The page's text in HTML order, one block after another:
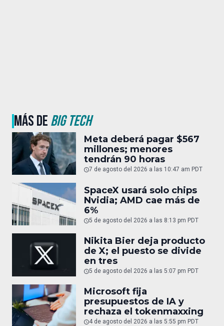
MÁS DEBIG TECH
Meta deberá pagar $567
millones; menores
tendrán 90 horas
7 de agosto del 2026 a las 10:47 am PDT
SpaceX usará solo chips
Nvidia; AMD cae más de
6%
5 de agosto del 2026 a las 8:13 pm PDT
Nikita Bier deja producto
de X; el puesto se divide
en tres
5 de agosto del 2026 a las 5:07 pm PDT
Microsoft fija
presupuestos de IA y
rechaza el tokenmaxxing
4 de agosto del 2026 a las 5:55 pm PDT